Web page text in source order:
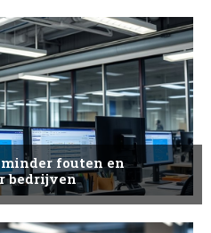
fouten en
bedrijven